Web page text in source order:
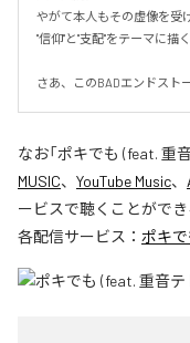
やがて本人もその虚像を受
"信仰"と"支配"をテーマに描
さあ、このBADエンドスト
なお「ポキでも (feat. 重
MUSIC、 YouTube Music、
ービスで聴くことができ
各配信サービス： ポキ